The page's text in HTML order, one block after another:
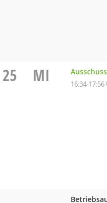
25 MI 16:34-17:56